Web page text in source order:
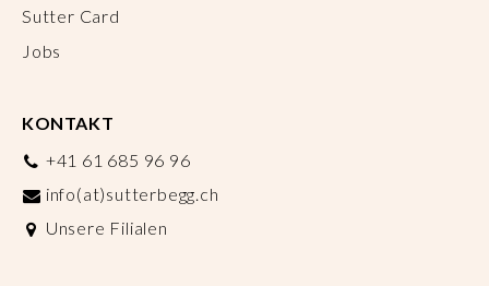
Sutter Card
Jobs
KONTAKT
+41 61 685 96 96
info(at)sutterbegg.ch
Unsere Filialen